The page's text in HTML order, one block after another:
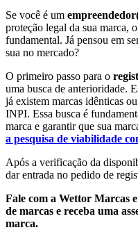
Se você é um
proteção legal da sua marca,
fundamental. Já pensou em
sua no mercado?
O primeiro passo para o
uma busca de anterioridade.
já existem marcas idênticas
INPI. Essa busca é
marca e garantir que sua
a pesquisa de viabilidade
Após a verificação da
dar entrada no pedido de
Fale com a Wettor Marcas
de marcas e receba uma
marca.